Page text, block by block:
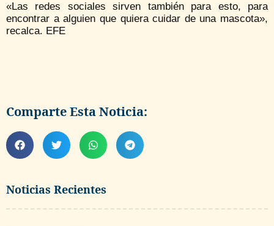
Noticias Recientes
«Las redes sociales sirven también para esto, para
encontrar a alguien que quiera cuidar de una mascota»,
recalca. EFE
Comparte Esta Noticia: